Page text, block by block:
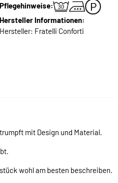
Pflegehinweise:
Hersteller Informationen:
Hersteller: Fratelli Conforti
trumpft mit Design und Material.
wohl am besten beschreiben.